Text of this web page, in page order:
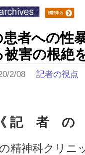
患者への
害の根絶
2/08記者の視点
《 記 者 の
精神科クリニ